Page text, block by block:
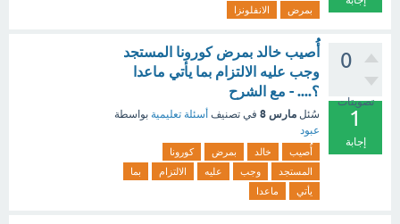
بمرض الانفلونزا
0
تصويتات
1
إجابة
أُُصيب خالد بمرض كورونا المستجد
وجب عليه الالتزام بما يأتي ماعدا
؟.... - مع الشرح
سُئل مارس 8 في تصنيف أسئلة تعليمية بواسطة
عبود
أُُصيب خالد بمرض
كورونا
المستجد
وجب عليه الالتزام
بما
يأتي
ماعدا